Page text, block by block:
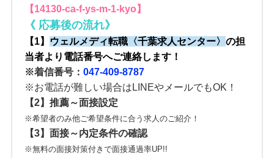
【14130-ca-f-ys-m-1-kyo】
《 応募後の流れ》
【1】 ウェルメディ転職 〈千葉求人センター〉 の担
当者より電話番号へご連絡します！
※着信番号： 047-409-8787
※お電話が難しい場合はLINEやメールでもOK！
【2】 推薦～面接設定
※希望者のみ他ご希望条件に合う求人のご紹介！
【3】 面接～内定条件の確認
※無料の面接対策付きで面接通過率UP!!